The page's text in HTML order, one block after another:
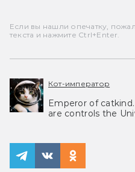
Если вы нашли опечатку,
текста и нажмите Ctrl+Enter.
Кот-император
Emperor of
are controls the